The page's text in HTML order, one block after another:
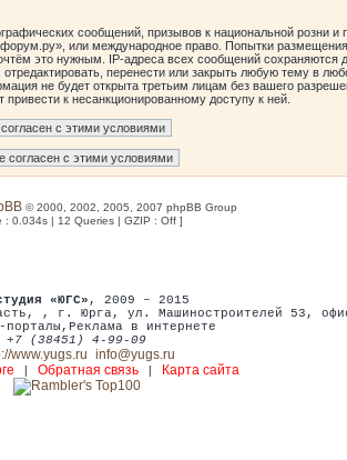
сообщений, призывов к национальной розни
или международное право. Попытки
это нужным. IP-адреса всех сообщений сохраняются
перенести или закрыть любую тему в
не будет открыта третьим лицам без вашего
к несанкционированному доступу к ней.
© 2000, 2002, 2005, 2007 phpBB Group
: 0.034s | 12 Queries | GZIP : Off ]
«ЮГС» , 2009 – 2015
, г. Юрга, ул. Машиностроителей 53 ,
порталы , Реклама в интернете
+7 (38451) 4-99-09
www.yugs.ru info@yugs.ru
Обратная связь| Карта сайта